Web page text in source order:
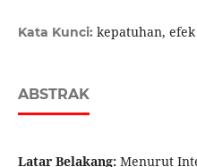
Kata Kunci: kepatuhan,
ABSTRAK
Latar Belakang: Menurut